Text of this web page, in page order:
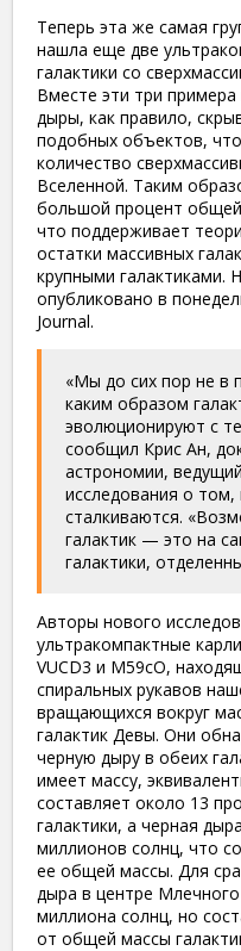
Теперь эта же самая
нашла еще две
галактики со
Вместе эти три
дыры, как правило,
подобных объектов,
количество
Вселенной. Таким
большой процент
что поддерживает
остатки массивных
крупными галактиками.
опубликовано в
Journal.
«Мы до сих пор не в
каким образом
эволюционируют с
сообщил Крис Ан,
астрономии,
исследования о том,
сталкиваются. «
галактик — это на
галактики,
Авторы нового
ультракомпактные
VUCD3 и M59cO,
спиральных рукавов
вращающихся вокруг
галактик Девы. Они
черную дыру в обеих
имеет массу,
составляет около 13
галактики, а черная
миллионов солнц, что
ее общей массы. Для
дыра в центре
миллиона солнц, но
от общей массы